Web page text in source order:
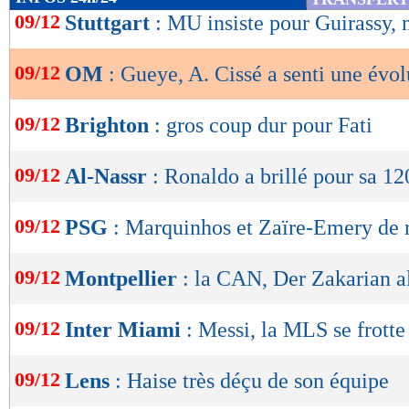
de
OK
09/12 Stuttgart : MU insiste pour Guirassy,
09/12 OM : Gueye, A. Cissé a senti une
09/12 Brighton : gros coup dur pour Fati
09/12 Al-Nassr : Ronaldo a brillé pour sa
09/12 PSG : Marquinhos et Zaïre-Emery de
09/12 Montpellier : la CAN, Der Zakarian
09/12 Inter Miami : Messi, la MLS se
09/12 Lens : Haise très déçu de son équipe